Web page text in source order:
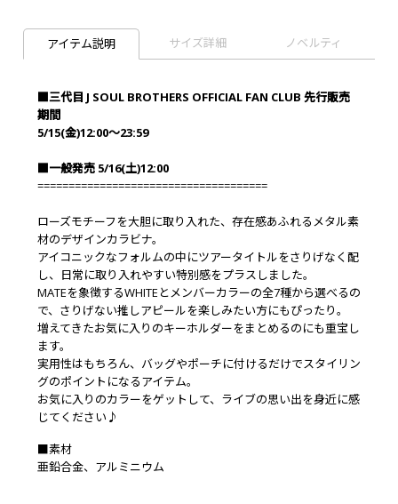
アイテム説明 サイズ詳細 ノベルティ
■三代目 J SOUL BROTHERS OFFICIAL FAN CLUB 先行販売
期間
5/15(金)12:00～23:59
■一般発売 5/16(土)12:00
=====================================
ローズモチーフを大胆に取り入れた、存在感あふれるメタル素
材のデザインカラビナ。
アイコニックなフォルムの中にツアータイトルをさりげなく配
し、日常に取り入れやすい特別感をプラスしました。
MATEを象徴するWHITEとメンバーカラーの全7種から選べるの
で、さりげない推しアピールを楽しみたい方にもぴったり。
増えてきたお気に入りのキーホルダーをまとめるのにも重宝し
ます。
実用性はもちろん、バッグやポーチに付けるだけでスタイリン
グのポイントになるアイテム。
お気に入りのカラーをゲットして、ライブの思い出を身近に感
じてください♪
■素材
亜鉛合金、アルミニウム